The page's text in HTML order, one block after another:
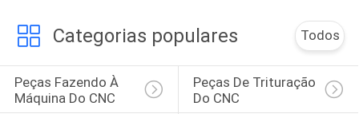
Categorias populares Todos
Peças Fazendo À
Máquina Do CNC
Peças De Trituração
Do CNC